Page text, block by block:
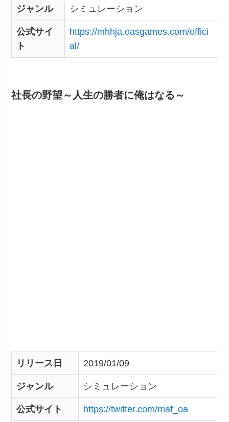
ジャンル シミュレーション
公式サイ
ト
https://mhhja.oasgames.com/offici
al/
社長の野望～人生の勝者に俺はなる～
リリース日 2019/01/09
ジャンル シミュレーション
公式サイト https://twitter.com/maf_oa